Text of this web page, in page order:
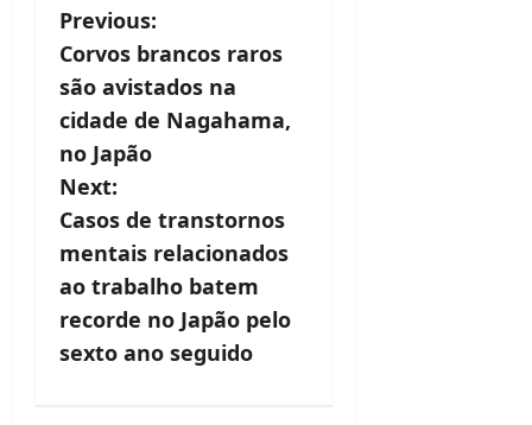
P
o
s
t
n
a
v
i
g
Previous:
Corvos brancos raros
são avistados na
cidade de Nagahama,
no Japão
Next:
Casos de transtornos
mentais relacionados
ao trabalho batem
recorde no Japão pelo
sexto ano seguido